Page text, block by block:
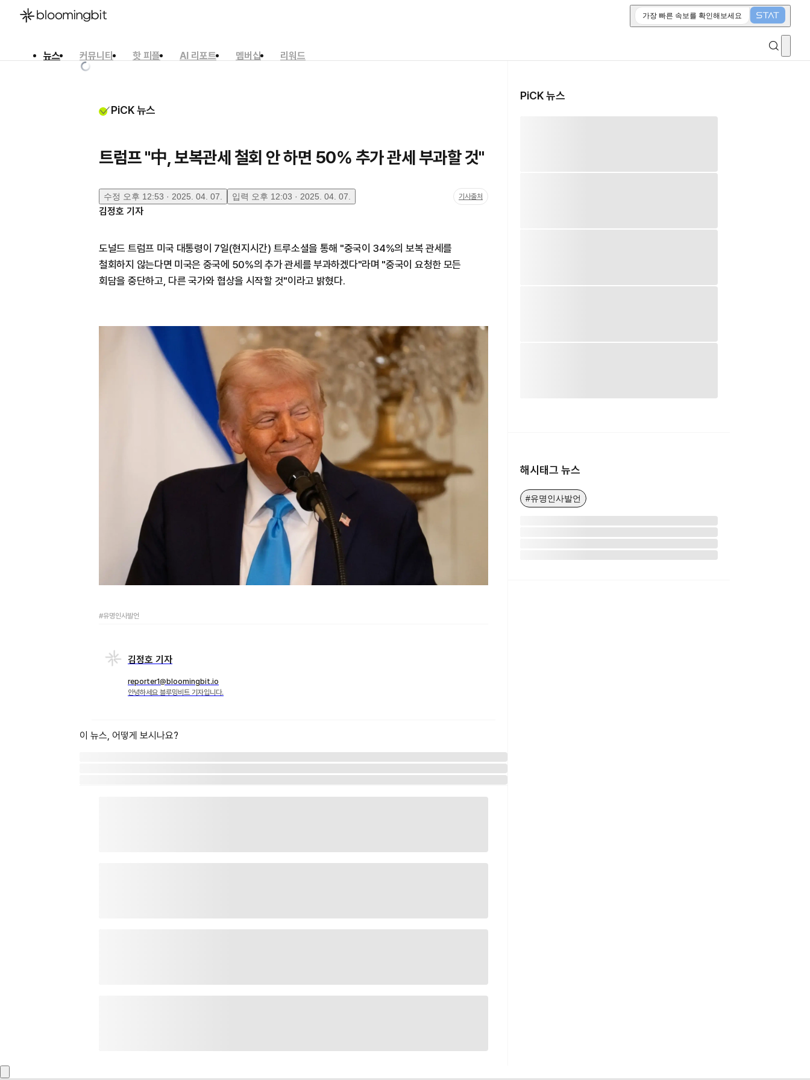
가장 빠른 속보를 확인해보세요
뉴스 커뮤니티 핫 피플 AI 리포트 멤버십
리워드
PiCK 뉴스
트럼프 "中, 보복관세 철회 안 하면 50% 추가 관세 부과할 것"
수정 오후 12:53 · 2025. 04. 07. 입력 오후 12:03 · 2025. 04. 07. 기사출처
김정호 기자
도널드 트럼프 미국 대통령이 7일(현지시간) 트루소셜을 통해 "중국이 34%의 보복 관세를
철회하지 않는다면 미국은 중국에 50%의 추가 관세를 부과하겠다"라며 "중국이 요청한 모든
회담을 중단하고, 다른 국가와 협상을 시작할 것"이라고 밝혔다.
#유명인사발언
김정호 기자
reporter1@bloomingbit.io
안녕하세요 블루밍비트 기자입니다.
이 뉴스, 어떻게 보시나요?
PiCK 뉴스
해시태그 뉴스
#유명인사발언